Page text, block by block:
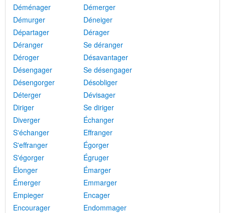
Déménager
Démerger
Démurger
Déneiger
Départager
Dérager
Déranger
Se déranger
Déroger
Désavantager
Désengager
Se désengager
Désengorger
Désobliger
Déterger
Dévisager
Diriger
Se diriger
Diverger
Échanger
S'échanger
Effranger
S'effranger
Égorger
S'égorger
Égruger
Élonger
Émarger
Émerger
Emmarger
Empieger
Encager
Encourager
Endommager